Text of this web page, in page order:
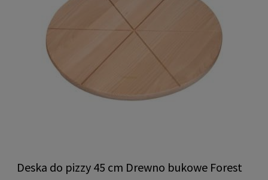
Deska do pizzy 45 cm Drewno bukowe Forest